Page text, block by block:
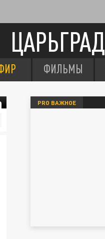
ЦАРЬГРАД
ФИЛЬМЫ
PRO ВАЖНОЕ